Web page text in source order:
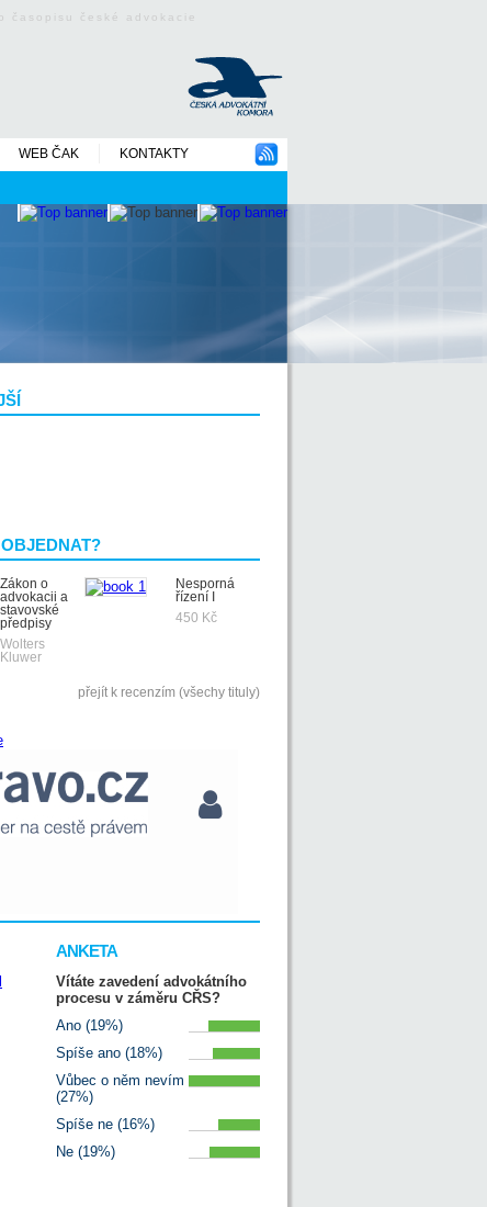
časopisu české advokacie
WEB ČAK KONTAKTY
Zákon o
advokacii a
stavovské
předpisy
Wolters
Kluwer
Nesporná
řízení I
450 Kč
přejít k recenzím (všechy tituly)
ANKETA
Vítáte zavedení advokátního
procesu v záměru CŘS?
Ano (19%)
Spíše ano (18%)
Vůbec o něm nevím
(27%)
Spíše ne (16%)
Ne (19%)